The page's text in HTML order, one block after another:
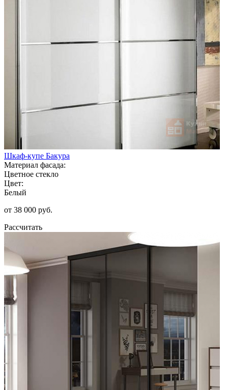
Шкаф-купе Бакура
Материал фасада:
Цветное стекло
Цвет:
Белый
от 38 000 руб.
Рассчитать